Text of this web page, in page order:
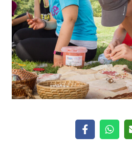
Crediti fotografici @Archivio Muse